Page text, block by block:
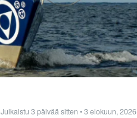
Julkaistu 3 päivää sitten • 3 elokuun, 2026